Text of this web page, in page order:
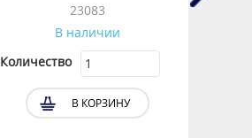
23083
В наличии
Количество
В КОРЗИНУ